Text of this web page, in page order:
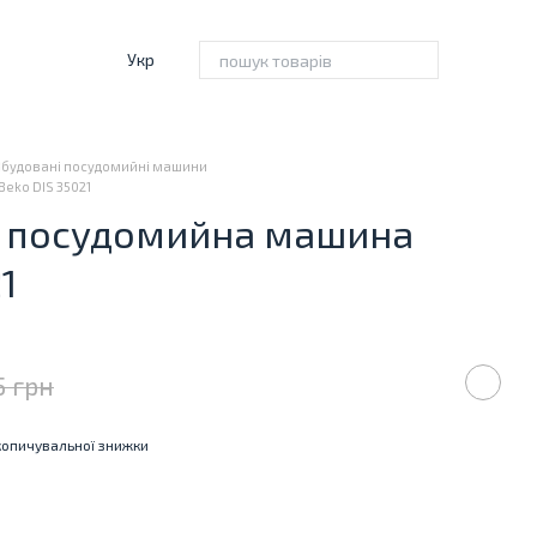
Укр
посудомийні машини
DIS 35021
посудомийна машина
грн
знижки